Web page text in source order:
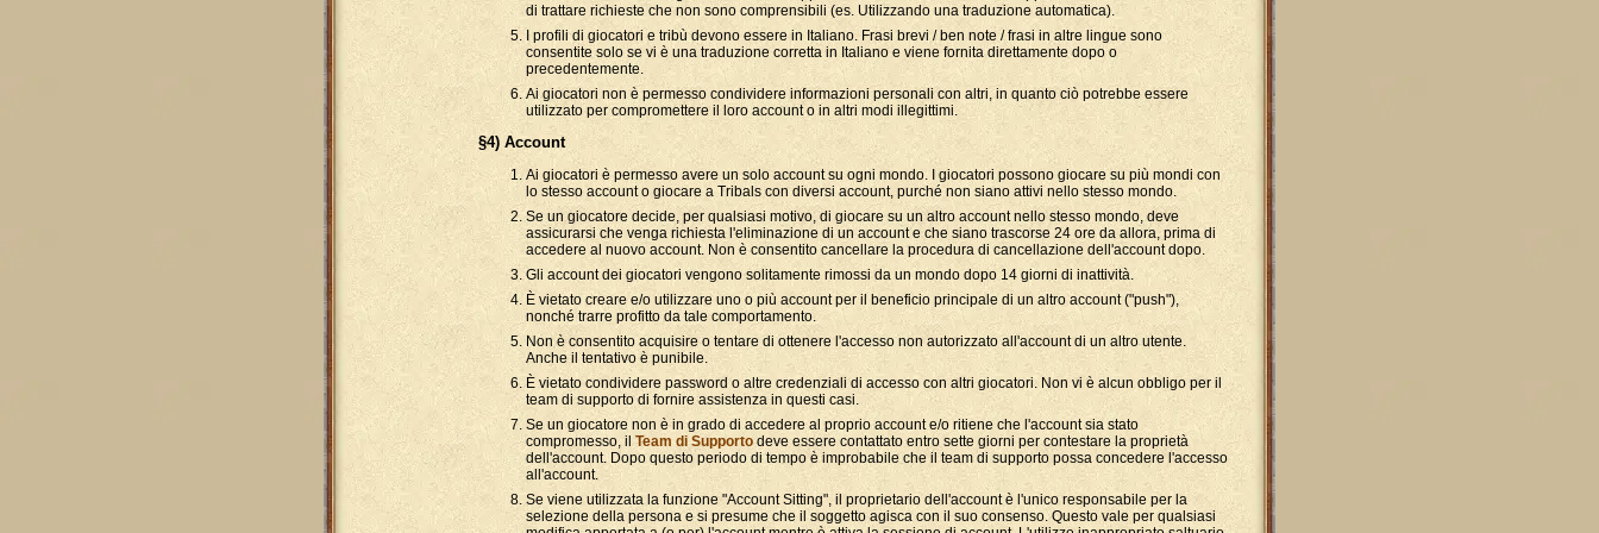
di trattare richieste che non sono comprensibili (es. Utilizzando una traduzione automatica).
I profili di giocatori e tribù devono essere in Italiano. Frasi brevi / ben note / frasi in altre lingue sono
consentite solo se vi è una traduzione corretta in Italiano e viene fornita direttamente dopo o
precedentemente.
Ai giocatori non è permesso condividere informazioni personali con altri, in quanto ciò potrebbe essere
utilizzato per compromettere il loro account o in altri modi illegittimi.
§4) Account
Ai giocatori è permesso avere un solo account su ogni mondo. I giocatori possono giocare su più mondi con
lo stesso account o giocare a Tribals con diversi account, purché non siano attivi nello stesso mondo.
Se un giocatore decide, per qualsiasi motivo, di giocare su un altro account nello stesso mondo, deve
assicurarsi che venga richiesta l'eliminazione di un account e che siano trascorse 24 ore da allora, prima di
accedere al nuovo account. Non è consentito cancellare la procedura di cancellazione dell'account dopo.
Gli account dei giocatori vengono solitamente rimossi da un mondo dopo 14 giorni di inattività.
È vietato creare e/o utilizzare uno o più account per il beneficio principale di un altro account ("push"),
nonché trarre profitto da tale comportamento.
Non è consentito acquisire o tentare di ottenere l'accesso non autorizzato all'account di un altro utente.
Anche il tentativo è punibile.
È vietato condividere password o altre credenziali di accesso con altri giocatori. Non vi è alcun obbligo per il
team di supporto di fornire assistenza in questi casi.
Se un giocatore non è in grado di accedere al proprio account e/o ritiene che l'account sia stato
compromesso, il Team di Supporto deve essere contattato entro sette giorni per contestare la proprietà
dell'account. Dopo questo periodo di tempo è improbabile che il team di supporto possa concedere l'accesso
all'account.
Se viene utilizzata la funzione "Account Sitting", il proprietario dell'account è l'unico responsabile per la
selezione della persona e si presume che il soggetto agisca con il suo consenso. Questo vale per qualsiasi